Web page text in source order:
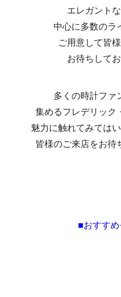
エレガントな
中心に多数のラ
ご用意して皆
お待ちしてお
多くの時計ファ
集めるフレデリック
魅力に触れてみては
皆様のご来店をお待
■おすす